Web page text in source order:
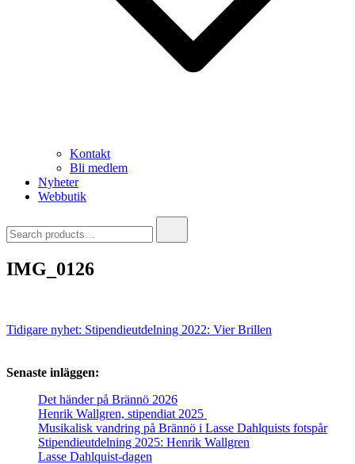
Kontakt
Bli medlem
Nyheter
Webbutik
for:
IMG_0126
Inläggsnavigering
Tidigare nyhet: Stipendieutdelning 2022: Vier Brillen
Senaste inläggen:
Det händer på Brännö 2026
Henrik Wallgren, stipendiat 2025
Musikalisk vandring på Brännö i Lasse Dahlquists fotspår
Stipendieutdelning 2025: Henrik Wallgren
Lasse Dahlquist-dagen